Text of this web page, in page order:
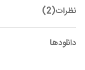
نظرات(2)
دانلودها